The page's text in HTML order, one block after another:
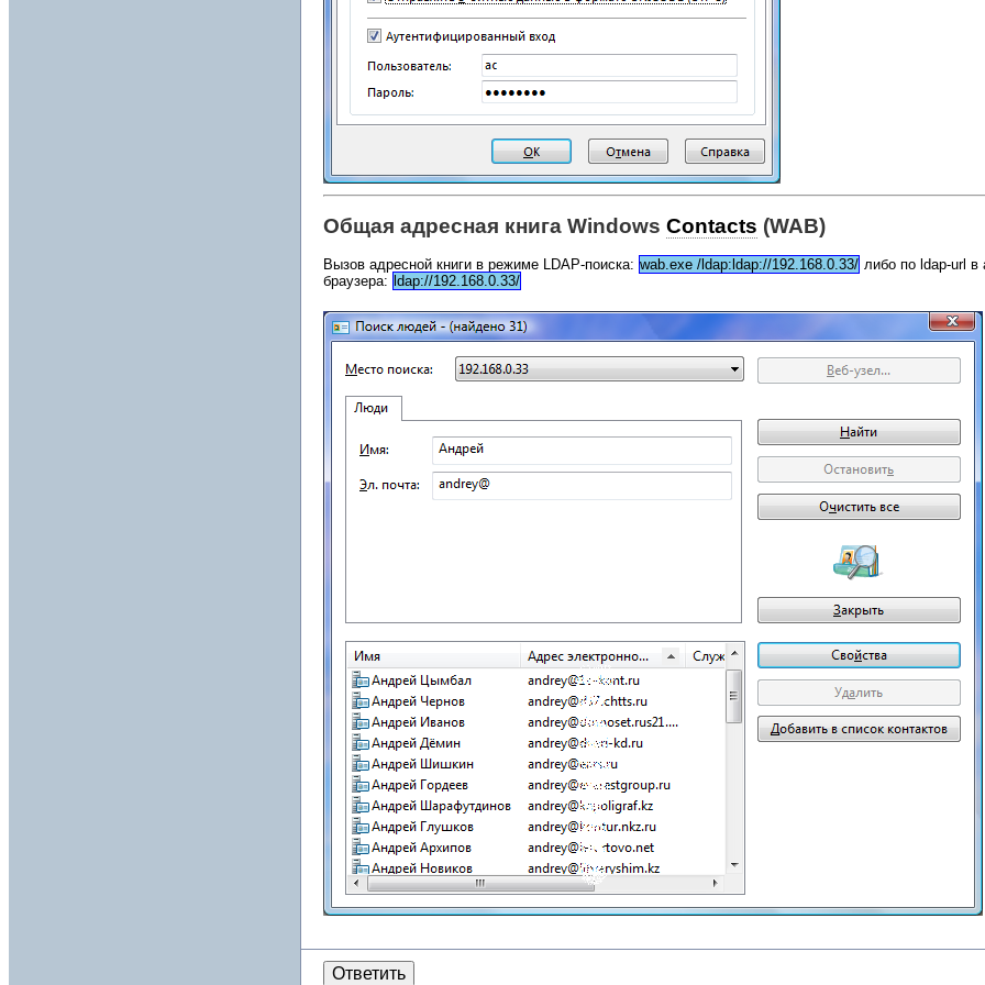
Общая адресная книга Windows Contacts (WAB)
Вызов адресной книги в режиме LDAP-поиска: wab.exe /ldap:ldap://192.168.0.33/ либо по ldap-url в
браузера: ldap://192.168.0.33/
Ответить